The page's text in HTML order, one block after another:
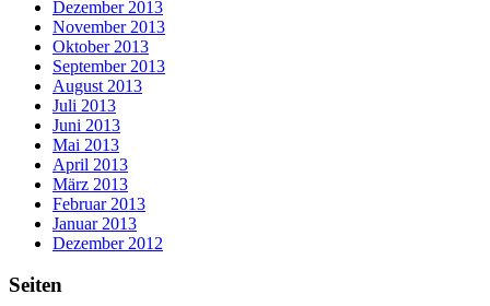
Dezember 2013
November 2013
Oktober 2013
September 2013
August 2013
Juli 2013
Juni 2013
Mai 2013
April 2013
März 2013
Februar 2013
Januar 2013
Dezember 2012
Seiten